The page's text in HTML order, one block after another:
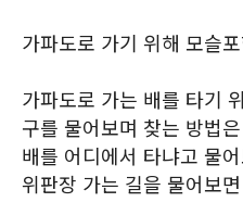
가파도로 가기 위해 모슬
가파도로 가는 배를 타기
구를 물어보며 찾는 방법
배를 어디에서 타냐고 물
위판장 가는 길을 물어보